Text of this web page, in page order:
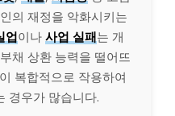
의 재정을 악화시키는
업이나 사업 실패는 개
채 상환 능력을 떨어뜨
복합적으로 작용하여
경우가 많습니다.